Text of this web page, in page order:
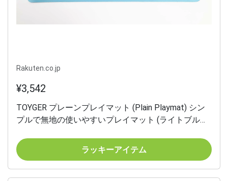
Rakuten.co.jp
¥3,542
TOYGER プレーンプレイマット (Plain Playmat) シン
プルで無地の使いやすいプレイマット (ライトブルー/
ラッキーアイテム